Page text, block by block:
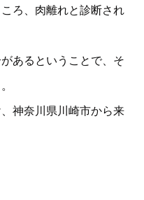
ろ、肉離れと診断され
あるということで、そ
神奈川県川崎市から来